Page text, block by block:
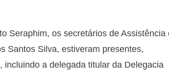
Seraphim, os secretários de Assistência
Santos Silva, estiveram presentes,
a delegada titular da Delegacia